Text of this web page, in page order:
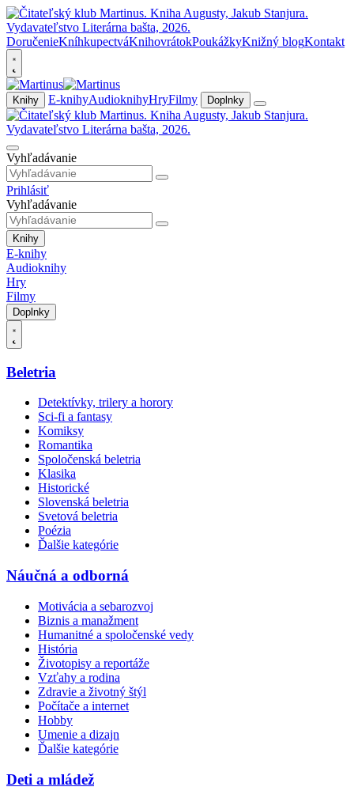
DoručenieKníhkupectváKnihovrátokPoukážkyKnižný blogKontakt
Knihy E-knihyAudioknihyHryFilmy Doplnky
Vyhľadávanie
Prihlásiť
Vyhľadávanie
Knihy
E-knihy
Audioknihy
Hry
Filmy
Doplnky
Beletria
Detektívky, trilery a horory
Sci-fi a fantasy
Komiksy
Romantika
Spoločenská beletria
Klasika
Historické
Slovenská beletria
Svetová beletria
Poézia
Ďalšie kategórie
Náučná a odborná
Motivácia a sebarozvoj
Biznis a manažment
Humanitné a spoločenské vedy
História
Životopisy a reportáže
Vzťahy a rodina
Zdravie a životný štýl
Počítače a internet
Hobby
Umenie a dizajn
Ďalšie kategórie
Deti a mládež